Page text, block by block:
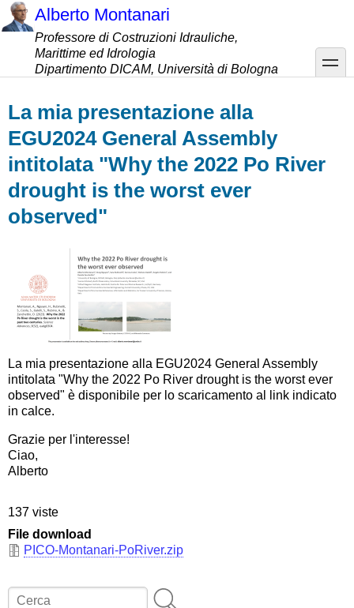
Salta
al
contenuto
principale
Alberto Montanari
Professore di Costruzioni Idrauliche,
Marittime ed Idrologia
Dipartimento DICAM, Università di Bologna
toggle
La mia presentazione alla
EGU2024 General Assembly
intitolata "Why the 2022 Po River
drought is the worst ever
observed"
La mia presentazione alla EGU2024 General Assembly
intitolata "Why the 2022 Po River drought is the worst ever
observed" è disponibile per lo scaricamento al link indicato
in calce.
Grazie per l'interesse!
Ciao,
Alberto
137 viste
File download
PICO-Montanari-PoRiver.zip
Cerca